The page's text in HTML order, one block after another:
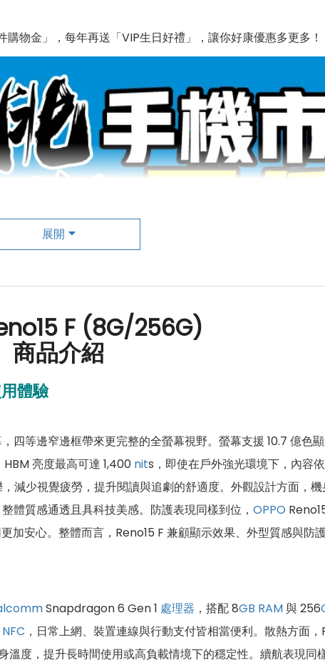
物金」，每年再送「VIP生日好禮」，讓你好康優惠多更多！
展開
F (8G/256G)
商品介紹
體驗
，四等邊窄邊框帶來更完整的全螢幕視野。螢幕支援 10.7 億色
亮度最高可達 1,400 nits，即使在戶外強光環境下，內容
減少視覺疲勞，提升閱讀與追劇的舒適度。外觀設計方面，
體質感通透且具科技美感。防護表現同樣到位， OPPO
安心。整體而言，Reno15 F 兼顧顯示效果、外型質感與防
Snapdragon 6 Gen 1 處理器 ，搭配 8GB RAM與 256
NFC ，日常上網、裝置連線與行動支付皆相當便利。散熱方面
溫度，提升長時間使用或高負載情境下的穩定性。續航表現